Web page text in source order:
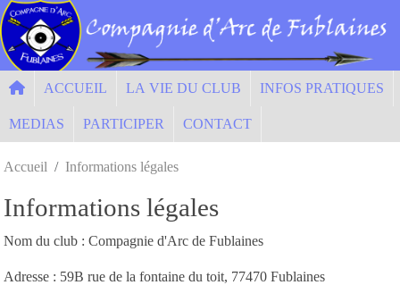
ACCUEIL LA VIE DU CLUB INFOS PRATIQUES
MEDIAS PARTICIPER CONTACT
Accueil Informations légales
Informations légales
Nom du club : Compagnie d'Arc de Fublaines
Adresse : 59B rue de la fontaine du toit, 77470 Fublaines
Panneau de gestion des cookies